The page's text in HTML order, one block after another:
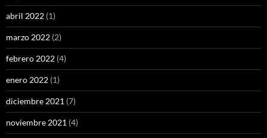
abril 2022 (1)
marzo 2022 (2)
febrero 2022 (4)
enero 2022 (1)
diciembre 2021 (7)
noviembre 2021 (4)